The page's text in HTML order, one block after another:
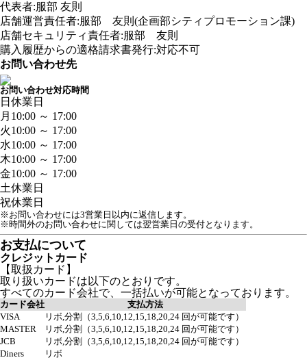
代表者:服部 友則
店舗運営責任者:服部 友則(企画部シティプロモーション課)
店舗セキュリティ責任者:服部 友則
購入履歴からの適格請求書発行:対応不可
お問い合わせ先
お問い合わせ対応時間
日 休業日
月 10:00 ～ 17:00
火10:00 ～ 17:00
水10:00 ～ 17:00
木10:00 ～ 17:00
金10:00 ～ 17:00
土休業日
祝休業日
※お問い合わせには3営業日以内に返信します。
※時間外のお問い合わせに関しては翌営業日の受付となります。
お支払について
クレジットカード
【取扱カード】
取り扱いカードは以下のとおりです。
すべてのカード会社で、一括払いが可能となっております。
カード会社
支払方法
VISA
リボ,分割（3,5,6,10,12,15,18,20,24 回が可能です）
MASTER
リボ,分割（3,5,6,10,12,15,18,20,24 回が可能です）
JCB
リボ,分割（3,5,6,10,12,15,18,20,24 回が可能です）
Diners
リボ